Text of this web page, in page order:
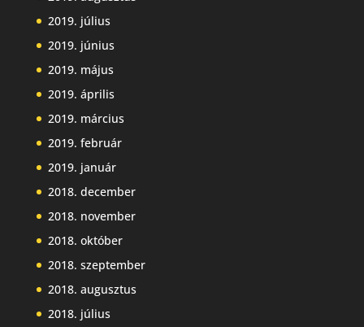
2019. július
2019. június
2019. május
2019. április
2019. március
2019. február
2019. január
2018. december
2018. november
2018. október
2018. szeptember
2018. augusztus
2018. július